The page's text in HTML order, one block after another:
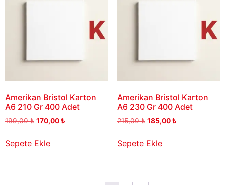
Amerikan Bristol Karton
A6 210 Gr 400 Adet
199,00₺ 170,00₺
Sepete Ekle
Amerikan Bristol Karton
A6 230 Gr 400 Adet
215,00₺ 185,00₺
Sepete Ekle